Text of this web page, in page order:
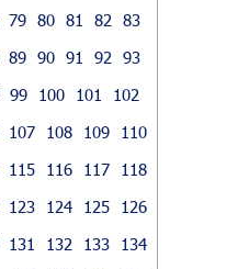
79 80 81 82
83
89 90 91 92
93
99 100 101
102
107 108 109
110
115 116 117
118
123 124 125
126
131 132 133
134